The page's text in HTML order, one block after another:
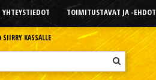
YHTEYSTIEDOT TOIMITUSTAVAT JA -EHDOT
SIIRRY KASSALLE